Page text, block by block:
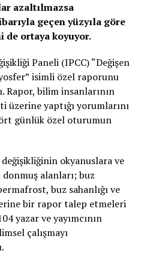
azaltılmazsa
geçen yüzyıla göre
de ortaya koyuyor.
Paneli (IPCC) “Değişen
isimli özel raporunu
Rapor, bilim insanlarının
yaptığı yorumlarını
günlük özel oturumun
okyanuslara ve
alanları; buz
buz sahanlığı ve
bir rapor talep etmeleri
yazar ve yayımcının
çalışmayı